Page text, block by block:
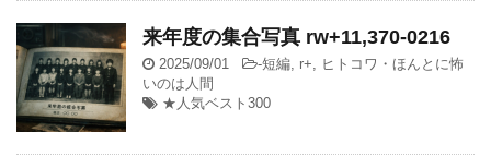
来年度の集合写真 rw+11,370-0216
2025/09/01 -短編 r+
ヒトコワ・ほんとに怖
いのは人間
★人気ベスト300